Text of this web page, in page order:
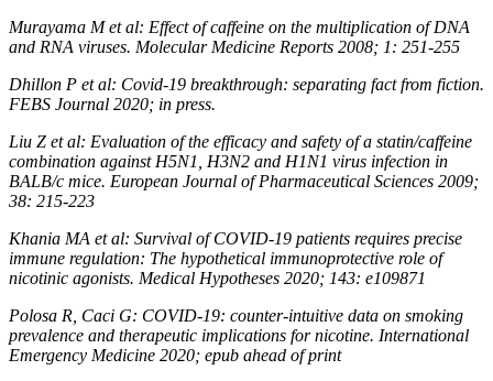
Murayama M et al: Effect of caffeine on the multiplication of DNA
and RNA viruses. Molecular Medicine Reports 2008; 1: 251-255
Dhillon P et al: Covid-19 breakthrough: separating fact from fiction.
FEBS Journal 2020; in press.
Liu Z et al: Evaluation of the efficacy and safety of a statin/caffeine
combination against H5N1, H3N2 and H1N1 virus infection in
BALB/c mice. European Journal of Pharmaceutical Sciences 2009;
38: 215-223
Khania MA et al: Survival of COVID-19 patients requires precise
immune regulation: The hypothetical immunoprotective role of
nicotinic agonists. Medical Hypotheses 2020; 143: e109871
Polosa R, Caci G: COVID-19: counter-intuitive data on smoking
prevalence and therapeutic implications for nicotine. International
Emergency Medicine 2020; epub ahead of print